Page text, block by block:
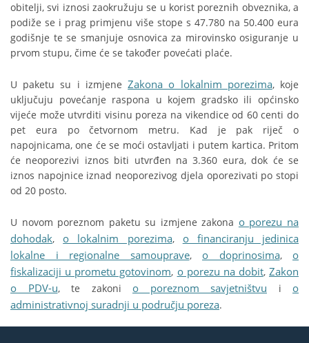
obitelji, svi iznosi zaokružuju se u korist poreznih obveznika, a
podiže se i prag primjenu više stope s 47.780 na 50.400 eura
godišnje te se smanjuje osnovica za mirovinsko osiguranje u
prvom stupu, čime će se također povećati plaće.
U paketu su i izmjeneZakona o lokalnim porezima, koje
uključuju povećanje raspona u kojem gradsko ili općinsko
vijeće može utvrditi visinu poreza na vikendice od 60 centi do
pet eura po četvornom metru. Kad je pak riječ o
napojnicama, one će se moći ostavljati i putem kartica. Pritom
će neoporezivi iznos biti utvrđen na 3.360 eura, dok će se
iznos napojnice iznad neoporezivog djela oporezivati po stopi
od 20 posto.
U novom poreznom paketu su izmjene zakona o porezu na
dohodak, o lokalnim porezima, o financiranju jedinica
lokalne i regionalne samouprave, o doprinosima, o
fiskalizaciji u prometu gotovinom, o porezu na dobit, Zakon
o PDV-u, te zakoni o poreznom savjetništvu i o
administrativnoj suradnji u području poreza.